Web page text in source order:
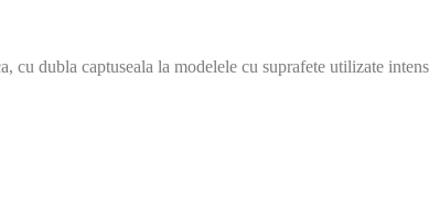
cu dubla captuseala la modelele cu suprafete utilizate